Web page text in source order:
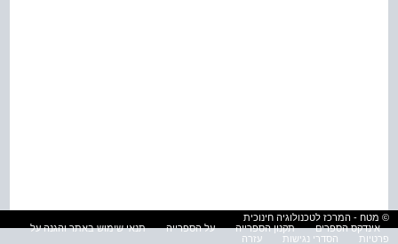
© מטח - המרכז לטכנולוגיה חינוכית
אינדקס הספרים
תקנון הספרייה על הספרייה
תנאי שימוש באתר והגנה על
פרטיות
הסדרי נגישות עזרה